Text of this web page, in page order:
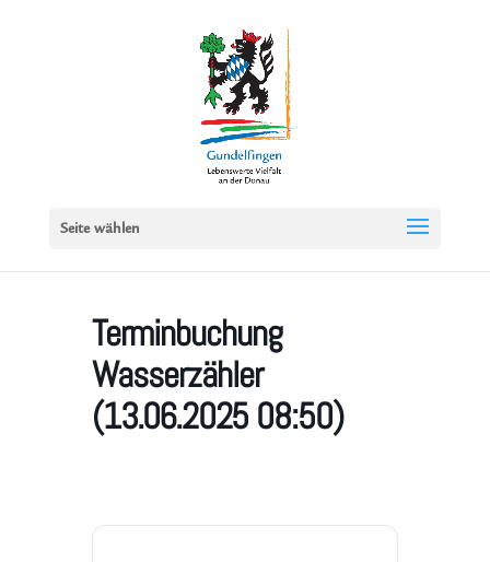
Seite wählen
Terminbuchung
Wasserzähler
(13.06.2025 08:50)